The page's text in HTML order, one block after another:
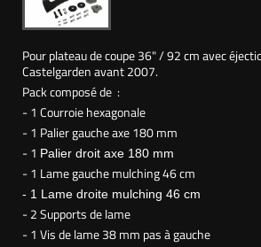
Pour plateau de coupe 36" / 92 cm avec
Castelgarden avant 2007.
Pack composé de :
- 1 Courroie hexagonale
- 1 Palier gauche axe 180 mm
- 1 Palier droit axe 180 mm
- 1 Lame gauche mulching 46 cm
- 1 Lame droite mulching 46 cm
- 2 Supports de lame
- 1 Vis de lame 38 mm pas à gauche